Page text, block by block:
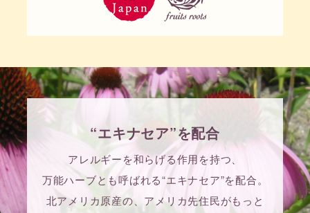
“エキナセア”を配合
アレルギーを和らげる作用を持つ、
万能ハーブとも呼ばれる“エキナセア”を配合。
北アメリカ原産の、アメリカ先住民がもっと